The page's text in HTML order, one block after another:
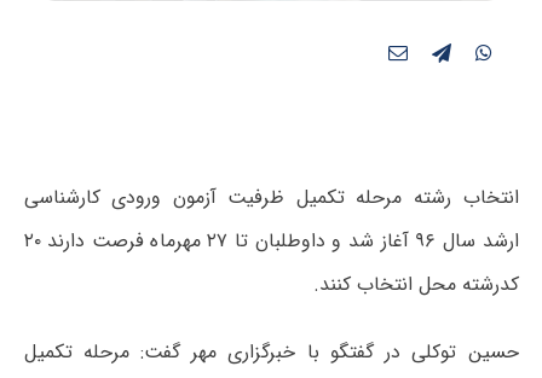
انتخاب رشته مرحله تکمیل ظرفیت آزمون ورودی کارشناسی
ارشد سال ۹۶ آغاز شد و داوطلبان تا ۲۷ مهرماه فرصت دارند ۲۰
کدرشته محل انتخاب کنند.
حسین توکلی در گفتگو با خبرگزاری مهر گفت: مرحله تکمیل